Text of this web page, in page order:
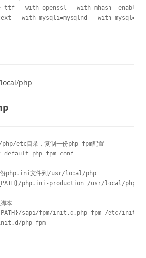
ttf --with-openssl --with-mhash -
--with-mysqli=mysqlnd --with-
local/php
etc目录，复制一份php-fpm配置
php-fpm.conf
份php.ini文件到/usr/local/php
php.ini-production /usr/local/php/
本
sapi/fpm/init.d.php-fpm /etc/init.d/
php-fpm